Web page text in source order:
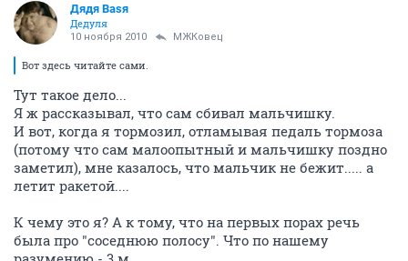
Дядя Ваsя
Дедуля
10 ноября 2010 МЖКовец
Вот здесь читайте сами.
Тут такое дело...
Я ж рассказывал, что сам сбивал мальчишку.
И вот, когда я тормозил, отламывая педаль тормоза
(потому что сам малоопытный и мальчишку поздно
заметил), мне казалось, что мальчик не бежит..... а
летит ракетой....
К чему это я? А к тому, что на первых порах речь
была про "соседнюю полосу". Что по нашему